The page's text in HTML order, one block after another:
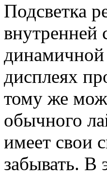
Подсветка
внутренней
дисплеях
тому же
обычного
имеет свои
забывать. В